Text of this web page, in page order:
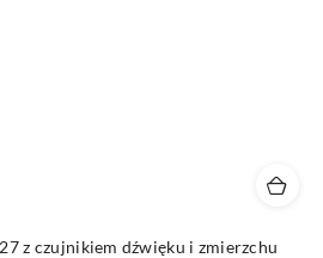
z czujnikiem dźwięku i zmierzchu